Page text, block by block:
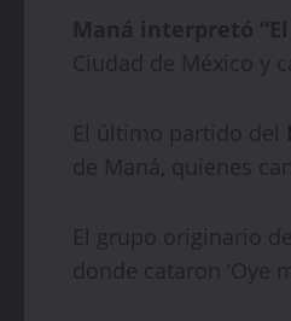
Maná interpretó “El
Ciudad de México y
El último partido del
de Maná, quienes
El grupo originario
donde cataron ‘Oye